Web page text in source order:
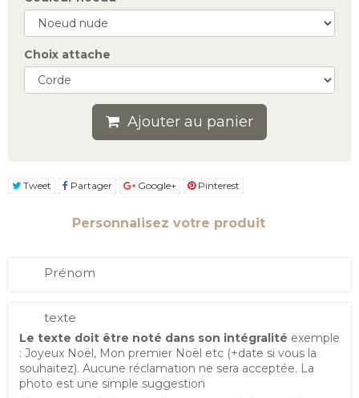
Choix attache
Ajouter au panier
Tweet Partager Google+ Pinterest
Personnalisez votre produit
Prénom
texte
Le texte doit être noté dans son intégralité exemple
: Joyeux Noël, Mon premier Noël etc (+date si vous la
souhaitez). Aucune réclamation ne sera acceptée. La
photo est une simple suggestion